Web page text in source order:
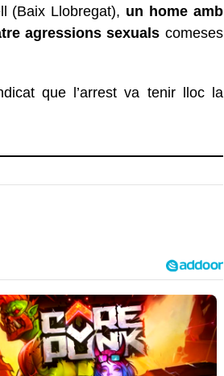
(Baix Llobregat), un home amb
agressions sexuals comeses
que l’arrest va tenir lloc la